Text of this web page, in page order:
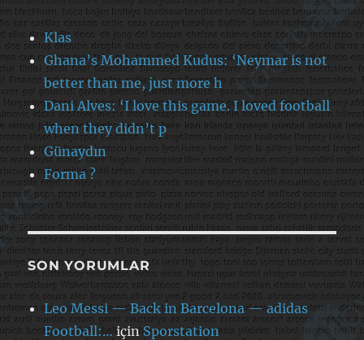
Klas
Ghana’s Mohammed Kudus: ‘Neymar is not
better than me, just more h
Dani Alves: ‘I love this game. I loved football
when they didn’t p
Günaydın
Forma ?
SON YORUMLAR
Leo Messi — Back in Barcelona — adidas
Football:…içinSporstation